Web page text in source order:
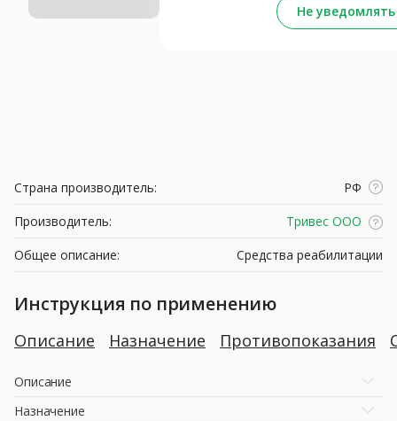
Не уведомлять
Страна производитель:
РФ
Производитель:
Тривес ООО
Общее описание:
Средства реабилитации
Инструкция по применению
Описание Назначение Противопоказания
Описание
Назначение